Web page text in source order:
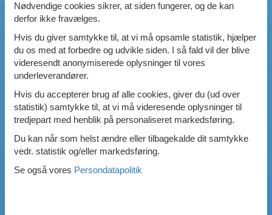
Nødvendige cookies sikrer, at siden fungerer, og de kan
derfor ikke fravælges.
Hvis du giver samtykke til, at vi må opsamle statistik, hjælper
du os med at forbedre og udvikle siden. I så fald vil der blive
videresendt anonymiserede oplysninger til vores
underleverandører.
Hvis du accepterer brug af alle cookies, giver du (ud over
statistik) samtykke til, at vi må videresende oplysninger til
tredjepart med henblik på personaliseret markedsføring.
Du kan når som helst ændre eller tilbagekalde dit samtykke
vedr. statistik og/eller markedsføring.
Se også vores Persondatapolitik